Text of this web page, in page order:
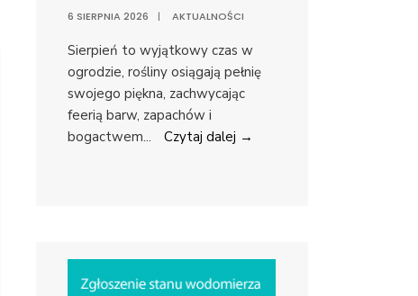
6 SIERPNIA 2026 | AKTUALNOŚCI
Sierpień to wyjątkowy czas w
ogrodzie, rośliny osiągają pełnię
swojego piękna, zachwycając
feerią barw, zapachów i
bogactwem... Czytaj dalej →